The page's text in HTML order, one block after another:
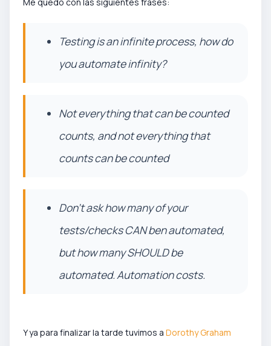
Testing is an infinite process, how do
you automate infinity?
Not everything that can be counted
counts, and not everything that
counts can be counted
Don't ask how many of your
tests/checks CAN ben automated,
but how many SHOULD be
automated. Automation costs.
Y ya para finalizar la tarde tuvimos a Dorothy Graham